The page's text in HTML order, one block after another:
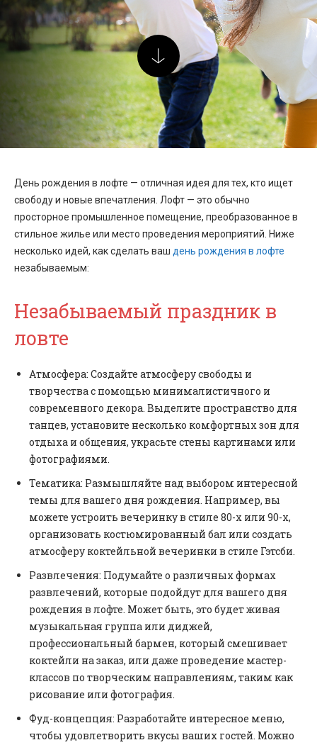
День рождения в лофте — отличная идея для тех, кто ищет
свободу и новые впечатления. Лофт — это обычно
просторное промышленное помещение, преобразованное в
стильное жилье или место проведения мероприятий. Ниже
несколько идей, как сделать ваш день рождения в лофте
незабываемым:
Незабываемый праздник в
ловте
Атмосфера: Создайте атмосферу свободы и
творчества с помощью минималистичного и
современного декора. Выделите пространство для
танцев, установите несколько комфортных зон для
отдыха и общения, украсьте стены картинами или
фотографиями.
Тематика: Размышляйте над выбором интересной
темы для вашего дня рождения. Например, вы
можете устроить вечеринку в стиле 80-х или 90-х,
организовать костюмированный бал или создать
атмосферу коктейльной вечеринки в стиле Гэтсби.
Развлечения: Подумайте о различных формах
развлечений, которые подойдут для вашего дня
рождения в лофте. Может быть, это будет живая
музыкальная группа или диджей,
профессиональный бармен, который смешивает
коктейли на заказ, или даже проведение мастер-
классов по творческим направлениям, таким как
рисование или фотография.
Фуд-концепция: Разработайте интересное меню,
чтобы удовлетворить вкусы ваших гостей. Можно